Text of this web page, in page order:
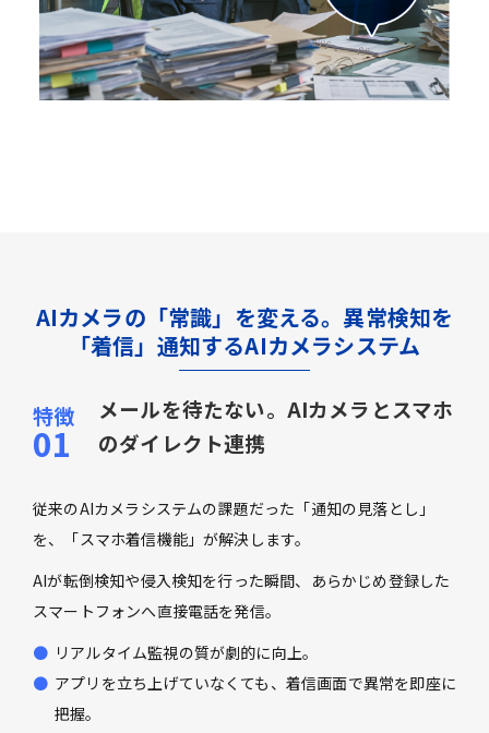
AIカメラの「常識」を変える。異常検知を
「着信」通知するAIカメラシステム
メールを待たない。AIカメラとスマホ
のダイレクト連携
従来のAIカメラシステムの課題だった「通知の見落とし」
を、「スマホ着信機能」が解決します。
AIが転倒検知や侵入検知を行った瞬間、あらかじめ登録した
スマートフォンへ直接電話を発信。
リアルタイム監視の質が劇的に向上。
アプリを立ち上げていなくても、着信画面で異常を即座に
把握。